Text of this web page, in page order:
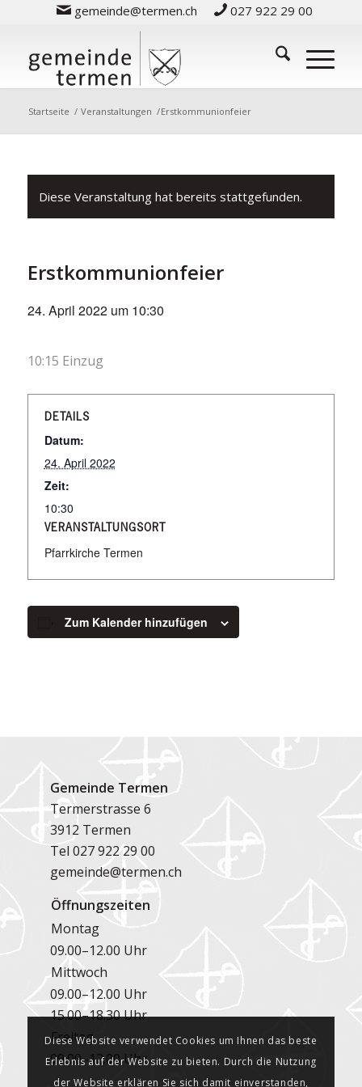
gemeinde@termen.ch 027 922 29 00
Startseite / Veranstaltungen /Erstkommunionfeier
Diese Veranstaltung hat bereits stattgefunden.
Erstkommunionfeier
24. April 2022 um 10:30
10:15 Einzug
DETAILS
Datum:
24. April 2022
Zeit:
10:30
VERANSTALTUNGSORT
Pfarrkirche Termen
Zum Kalender hinzufügen
Gemeinde Termen
Termerstrasse 6
3912 Termen
Tel027 922 29 00
gemeinde@termen.ch
Öffnungszeiten
Montag
09.00–12.00 Uhr
Mittwoch
09.00–12.00 Uhr
15.00–18.30 Uhr
Freitag
09.00–12.00 Uhr
Diese Website verwendet Cookies um Ihnen das beste
Erlebnis auf der Website zu bieten. Durch die Nutzung
der Website erklären Sie sich damit einverstanden,